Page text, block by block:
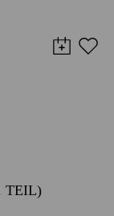
TEIL)